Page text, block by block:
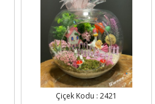
Çiçek Kodu : 2421